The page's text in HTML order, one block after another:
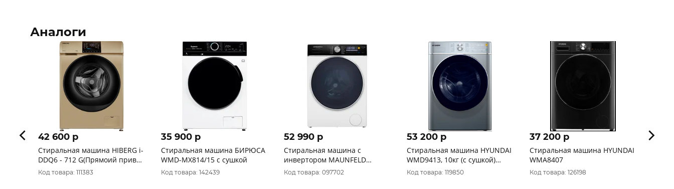
Аналоги
42 600 p
Стиральная машина HIBERG i-
DDQ6 - 712 G(Прямоий привод
Инвертор)
Код товара: 111383
35 900 p
Стиральная машина БИРЮСА
WMD-MX814/15 с сушкой
Код товара: 142439
52 990 p
Стиральная машина с
инвертором MAUNFELD
MFWM148WH03
Код товара: 097702
53 200 p
Стиральная машина HYUNDAI
WMD9413, 10кг (с сушкой)
темно-серебристый
Код товара: 119850
37 200 p
Стиральная машина HYUNDAI
WMA8407
Код товара: 126198
34